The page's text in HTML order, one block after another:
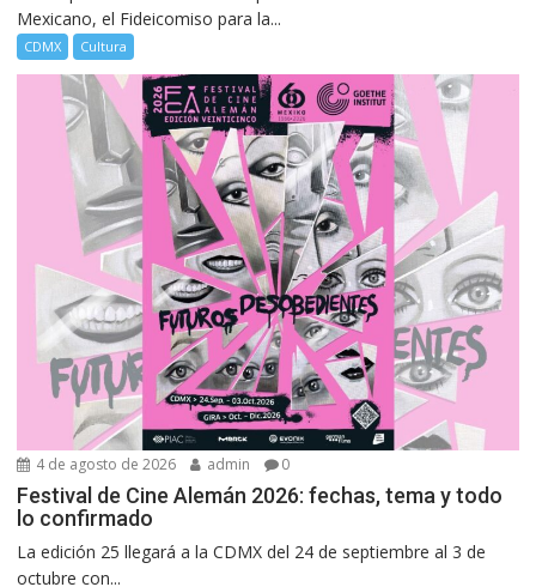
Mexicano, el Fideicomiso para la...
CDMX Cultura
4 de agosto de 2026 admin 0
Festival de Cine Alemán 2026: fechas, tema y todo
lo confirmado
La edición 25 llegará a la CDMX del 24 de septiembre al 3 de
octubre con...